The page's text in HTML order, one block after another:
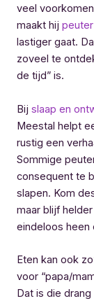
veel
maakt hij
lastiger gaat.
zoveel te
de tijd” is.
Bij slaap en
Meestal helpt
rustig een
Sommige
consequent te
slapen. Kom
maar blijf
eindeloos heen
Eten kan ook
voor “papa/
Dat is die